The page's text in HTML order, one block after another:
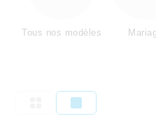
Tous nos modèles